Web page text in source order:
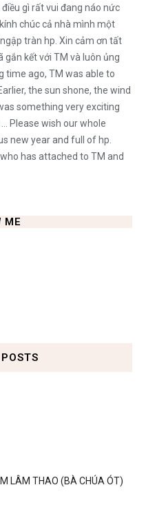
gì rất vui đang náo nức
chúc cả nhà mình một
tràn hp. Xin cảm ơn tất
kết với TM và luôn ủng
time ago, TM was able to
the sun shone, the wind
something very exciting
Please wish our whole
new year and full of hp.
has attached to TM and
ME
LÂM THAO (BÀ CHÚA ÓT)